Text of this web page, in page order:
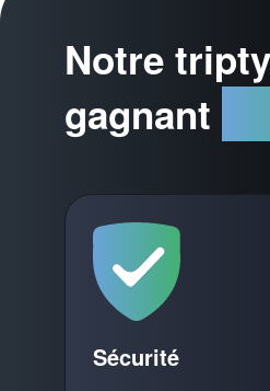
Notre
gagnant
Sécurité